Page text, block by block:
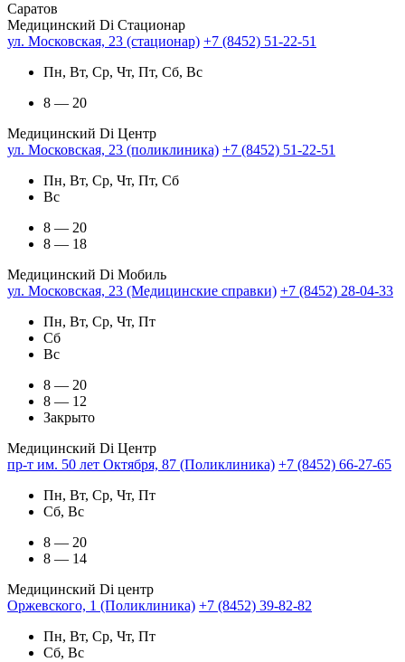
Саратов
Медицинский Di Стационар
ул. Московская, 23 (стационар) +7 (8452) 51-22-51
Пн, Вт, Ср, Чт, Пт, Сб, Вс
8 — 20
Медицинский Di Центр
ул. Московская, 23 (поликлиника) +7 (8452) 51-22-51
Пн, Вт, Ср, Чт, Пт, Сб
Вс
8 — 20
8 — 18
Медицинский Di Мобиль
ул. Московская, 23 (Медицинские справки) +7 (8452) 28-04-33
Пн, Вт, Ср, Чт, Пт
Сб
Вс
8 — 20
8 — 12
Закрыто
Медицинский Di Центр
пр-т им. 50 лет Октября, 87 (Поликлиника) +7 (8452) 66-27-65
Пн, Вт, Ср, Чт, Пт
Сб, Вс
8 — 20
8 — 14
Медицинский Di центр
Оржевского, 1 (Поликлиника) +7 (8452) 39-82-82
Пн, Вт, Ср, Чт, Пт
Сб, Вс